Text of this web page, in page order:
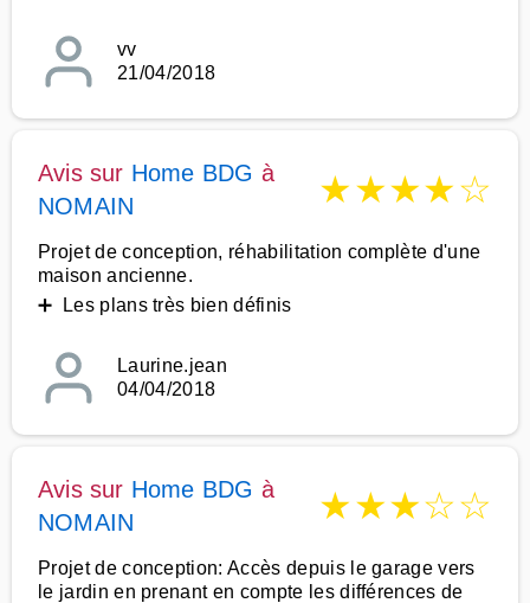
vv
21/04/2018
Avis sur Home BDG à
NOMAIN
★★★★☆
Projet de conception, réhabilitation complète d'une
maison ancienne.
➕ Les plans très bien définis
Laurine.jean
04/04/2018
Avis sur Home BDG à
NOMAIN
★★★☆☆
Projet de conception: Accès depuis le garage vers
le jardin en prenant en compte les différences de